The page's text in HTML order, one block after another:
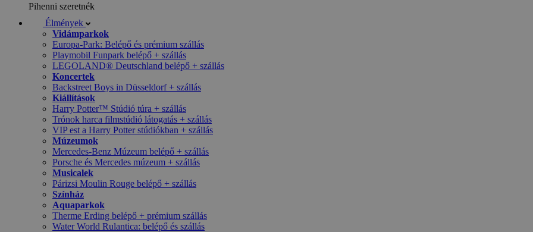
Pihenni szeretnék
Élmények
Vidámparkok
Europa-Park: Belépő és prémium szállás
Playmobil Funpark belépő + szállás
LEGOLAND® Deutschland belépő + szállás
Koncertek
Backstreet Boys in Düsseldorf + szállás
Kiállítások
Harry Potter™ Stúdió túra + szállás
Trónok harca filmstúdió látogatás + szállás
VIP est a Harry Potter stúdiókban + szállás
Múzeumok
Mercedes-Benz Múzeum belépő + szállás
Porsche és Mercedes múzeum + szállás
Musicalek
Párizsi Moulin Rouge belépő + szállás
Színház
Aquaparkok
Therme Erding belépő + prémium szállás
Water World Rulantica: belépő és szállás